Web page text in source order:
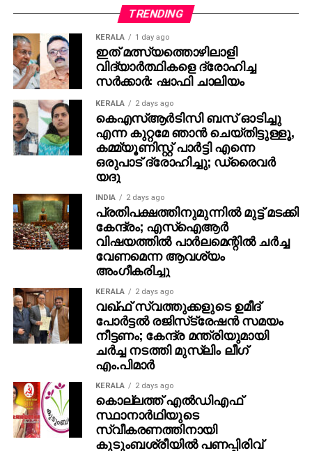
വൈറലായതോടെ ആരാധകരും ആവേശത്തിലാണ്.
‘ജയിലര്‍ 2’ സിനിമയിലും ലാലേട്ടന്റെ കോസ്റ്റ്യൂം
‘കത്തണം’ എന്നാണ് ആരാധകര്‍ ആവശ്യപ്പെടുന്നത്.
മാത്യുവിന്റെ രണ്ടാമത്തെ വരവിനായി കാത്തിരിക്കുന്നു
എന്നും ആരാധകര്‍ കുറക്കുന്നു.
TRENDING
KERALA 1 day ago
ഇത് മത്സ്യത്തൊഴിലാളി
വിദ്യാര്‍ത്ഥികളെ ദ്രോഹിച്ച
സര്‍ക്കാര്‍: ഷാഫി ചാലിയം
KERALA 2 days ago
കെഎസ്ആര്‍ടിസി ബസ് ഓടിച്ചു
എന്ന കുറ്റമേ ഞാന്‍ ചെയ്തിട്ടുള്ളൂ,
കമ്മ്യൂണിസ്റ്റ് പാര്‍ട്ടി എന്നെ
ഒരുപാട് ദ്രോഹിച്ചു; ഡ്രൈവര്‍
യദു
INDIA 2 days ago
പ്രതിപക്ഷത്തിനുമുന്നില്‍ മുട്ട് മടക്കി
കേന്ദ്രം; എസ്ഐആർ
വിഷയത്തിൽ പാർലമെന്റിൽ ചർച്ച
വേണമെന്ന ആവശ്യം
അംഗീകരിച്ചു
KERALA 2 days ago
വഖ്ഫ് സ്വത്തുക്കളുടെ ഉമീദ്
പോര്‍ട്ടല്‍ രജിസ്‌ട്രേഷന്‍ സമയം
നീട്ടണം; കേന്ദ്ര മന്ത്രിയുമായി
ചര്‍ച്ച നടത്തി മുസ്‌ലിം ലീഗ്
എം.പിമാര്‍
KERALA 2 days ago
കൊല്ലത്ത് എല്‍ഡിഎഫ്
സ്ഥാനാര്‍ഥിയുടെ
സ്വീകരണത്തിനായി
കുടുംബശ്രീയില്‍ പണപ്പിരിവ്